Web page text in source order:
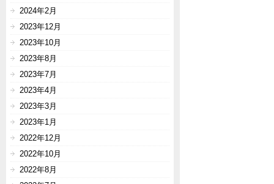
2024年2月
2023年12月
2023年10月
2023年8月
2023年7月
2023年4月
2023年3月
2023年1月
2022年12月
2022年10月
2022年8月